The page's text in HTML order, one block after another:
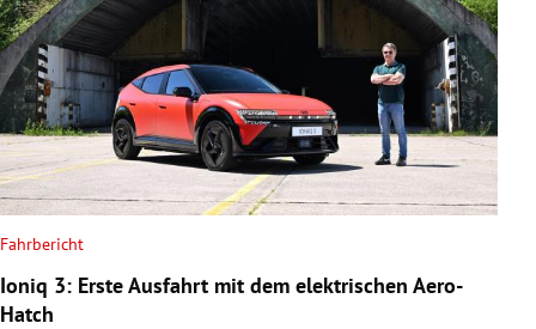
Fahrbericht
Ioniq 3: Erste Ausfahrt mit dem elektrischen Aero-
Hatch